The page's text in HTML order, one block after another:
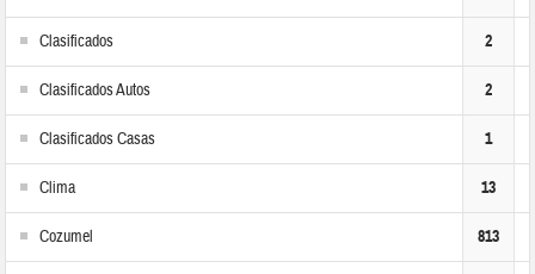
Clasificados 2
Clasificados Autos 2
Clasificados Casas 1
Clima 13
Cozumel 813